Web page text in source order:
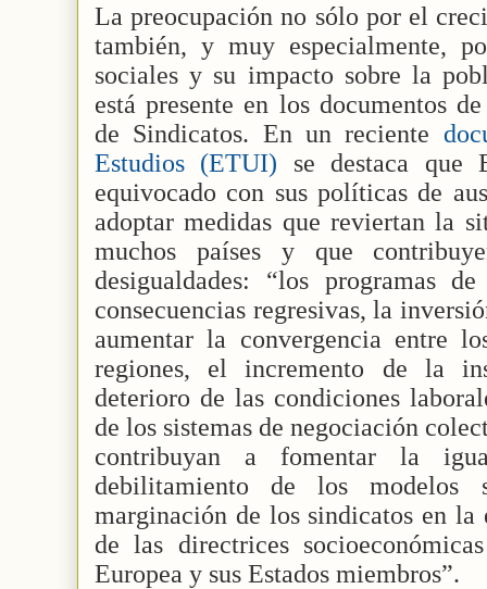
La preocupación no sólo por el
también, y muy especialmente,
sociales y su impacto sobre la
está presente en los documentos
de Sindicatos. En un reciente
Estudios (ETUI) se destaca que
equivocado con sus políticas de
adoptar medidas que reviertan la
muchos países y que
desigualdades: “los programas
consecuencias regresivas, la
aumentar la convergencia entre
regiones, el incremento de la
deterioro de las condiciones
de los sistemas de negociación
contribuyan a fomentar la
debilitamiento de los modelos
marginación de los sindicatos en
de las directrices
Europea y sus Estados miembros”.